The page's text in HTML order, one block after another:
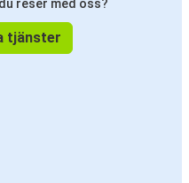
reser med oss?
tjänster